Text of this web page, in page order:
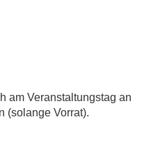
am Veranstaltungstag an
(solange Vorrat).